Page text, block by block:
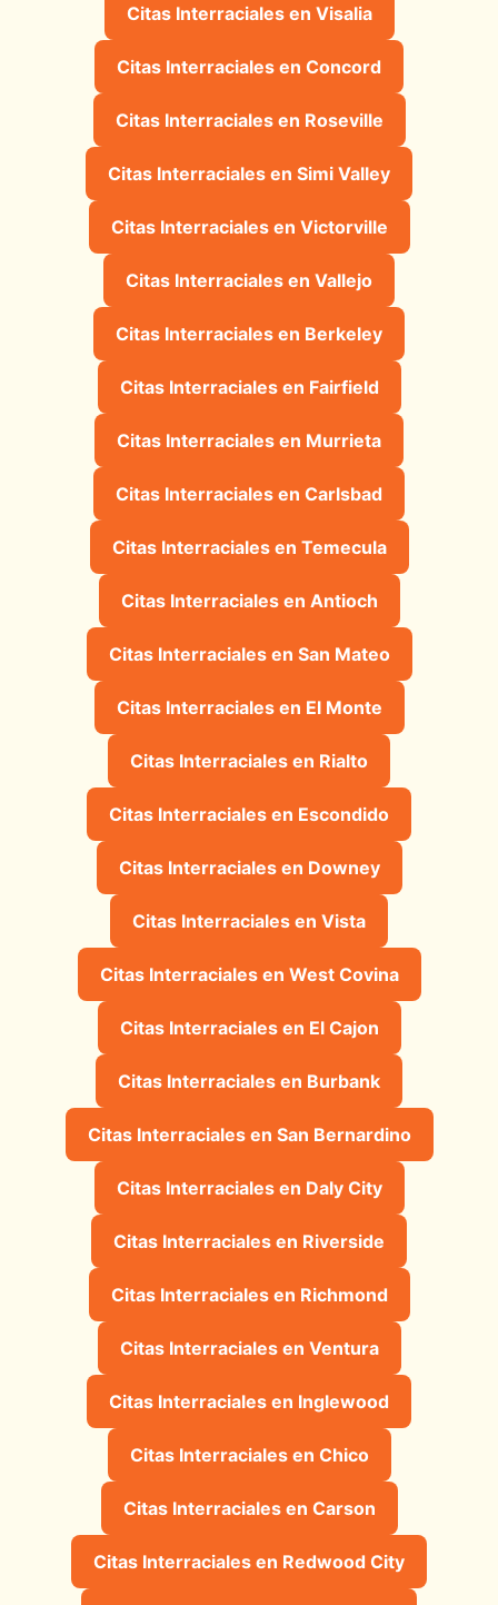
Citas Interraciales en Visalia
Citas Interraciales en Concord
Citas Interraciales en Roseville
Citas Interraciales en Simi Valley
Citas Interraciales en Victorville
Citas Interraciales en Vallejo
Citas Interraciales en Berkeley
Citas Interraciales en Fairfield
Citas Interraciales en Murrieta
Citas Interraciales en Carlsbad
Citas Interraciales en Temecula
Citas Interraciales en Antioch
Citas Interraciales en San Mateo
Citas Interraciales en El Monte
Citas Interraciales en Rialto
Citas Interraciales en Escondido
Citas Interraciales en Downey
Citas Interraciales en Vista
Citas Interraciales en West Covina
Citas Interraciales en El Cajon
Citas Interraciales en Burbank
Citas Interraciales en San Bernardino
Citas Interraciales en Daly City
Citas Interraciales en Riverside
Citas Interraciales en Richmond
Citas Interraciales en Ventura
Citas Interraciales en Inglewood
Citas Interraciales en Chico
Citas Interraciales en Carson
Citas Interraciales en Redwood City